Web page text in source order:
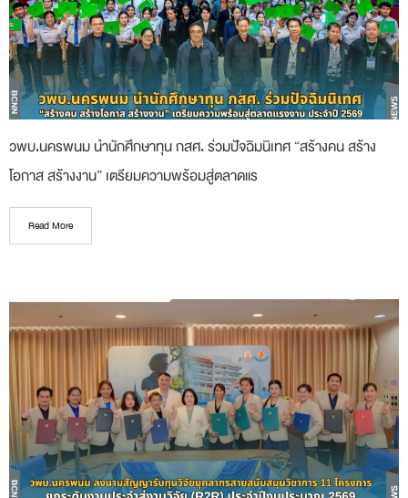
วพบ.นครพนม นำนักศึกษาทุน กสศ. ร่วมปัจฉิมนิเทศ “สร้างคน สร้าง
โอกาส สร้างงาน” เตรียมความพร้อมสู่ตลาดแร
Read More